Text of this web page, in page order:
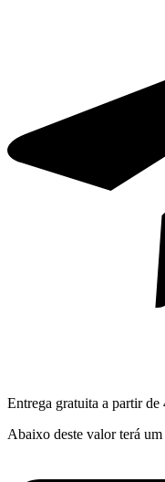
Entrega gratuita a partir de
Abaixo deste valor terá